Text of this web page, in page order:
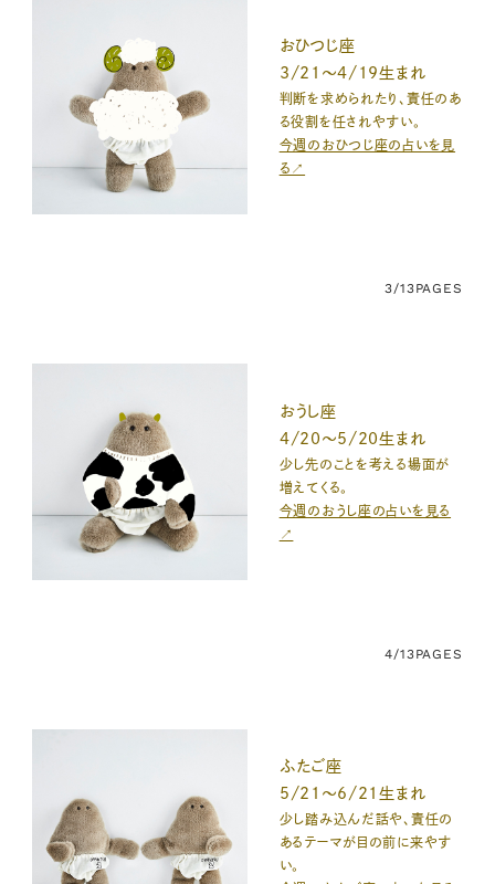
おひつじ座
3/21～4/19生まれ
判断を求められたり、責任のあ
る役割を任されやすい。
今週のおひつじ座の占いを見
る↗
3/13PAGES
おうし座
4/20～5/20生まれ
少し先のことを考える場面が
増えてくる。
今週のおうし座の占いを見る
↗
4/13PAGES
ふたご座
5/21～6/21生まれ
少し踏み込んだ話や、責任の
あるテーマが目の前に来やす
い。